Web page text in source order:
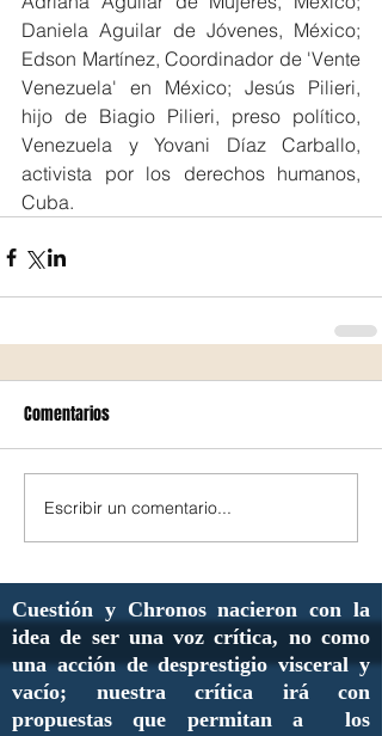
Daniela Aguilar de Jóvenes, México;
Edson Martínez, Coordinador de 'Vente
Venezuela' en México; Jesús Pilieri,
hijo de Biagio Pilieri, preso político,
Venezuela y Yovani Díaz Carballo,
activista por los derechos humanos,
Cuba.
Comentarios
Escribir un comentario...
Cuestión y Chronos nacieron con la
idea de ser una voz crítica, no como
una acción de desprestigio visceral y
vacío; nuestra crítica irá con
propuestas que permitan a los